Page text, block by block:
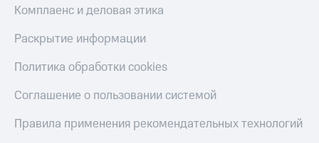
Комплаенс и деловая этика
Раскрытие информации
Политика обработки cookies
Соглашение о пользовании системой
Правила применения рекомендательных технологий